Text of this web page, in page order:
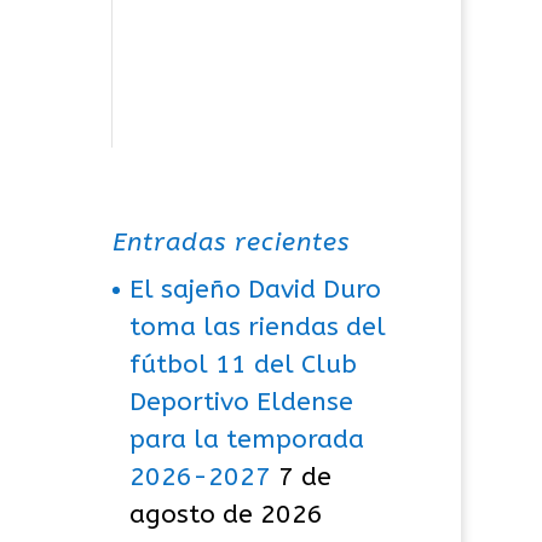
Entradas recientes
El sajeño David Duro
toma las riendas del
fútbol 11 del Club
Deportivo Eldense
para la temporada
2026-2027 7 de
agosto de 2026